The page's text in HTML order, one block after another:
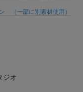
（一部に別素材使用）
ジオ